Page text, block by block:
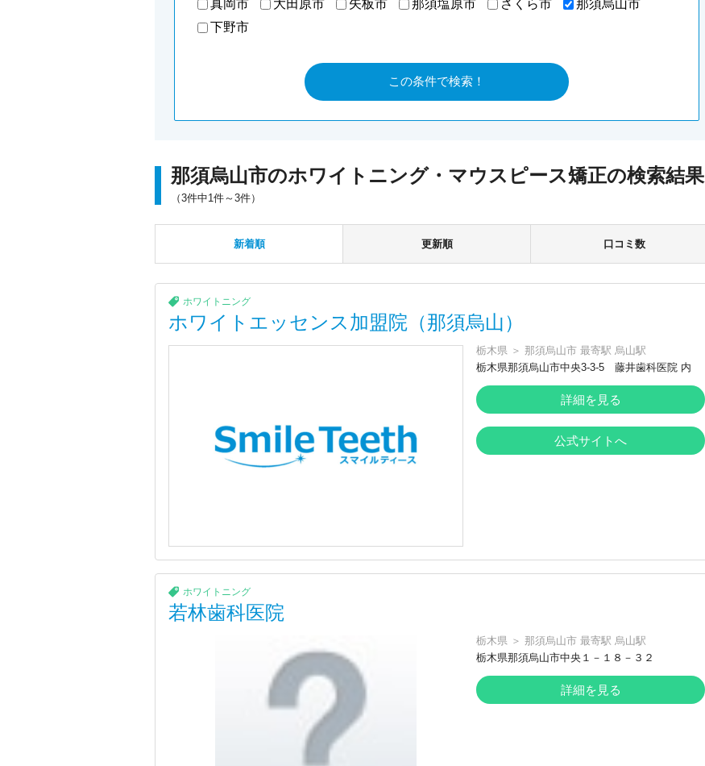
真岡市
大田原市 矢板市 那須塩原市 さくら市
那須烏山市
下野市
那須烏山市のホワイトニング・マウスピース矯正の検索結果
（3件中1件～3件）
新着順 更新順 口コミ数
ホワイトニング
ホワイトエッセンス加盟院（那須烏山）
栃木県 ＞那須烏山市 最寄駅 烏山駅
栃木県那須烏山市中央3-3-5 藤井歯科医院 内
詳細を見る
公式サイトへ
ホワイトニング
若林歯科医院
栃木県 ＞那須烏山市 最寄駅 烏山駅
栃木県那須烏山市中央１－１８－３２
詳細を見る